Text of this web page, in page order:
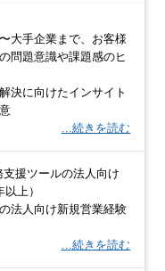
大手企業まで、お客様
問題意識や課題感のヒ
決に向けたインサイト
…続きを読む
支援ツールの法人向け
上）
法人向け新規営業経験
…続きを読む